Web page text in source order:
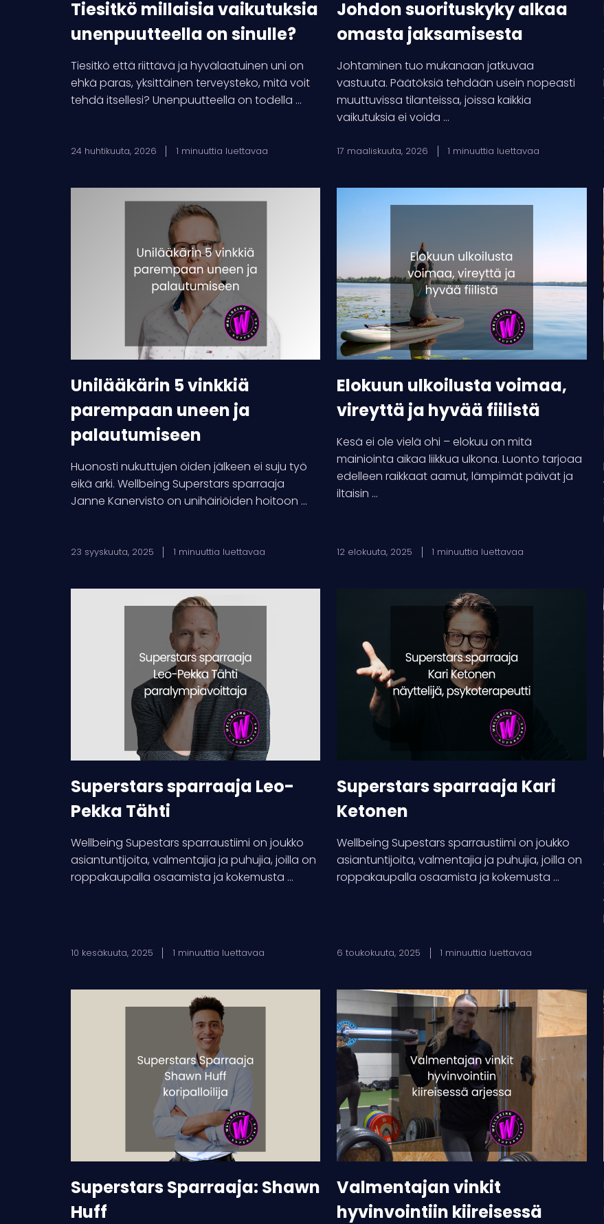
Tiesitkö millaisia vaikutuksia
unenpuutteella on sinulle?
Tiesitkö että riittävä ja hyvälaatuinen uni on
ehkä paras, yksittäinen terveysteko, mitä voit
tehdä itsellesi? Unenpuutteella on todella ...
24 huhtikuuta, 2026 1 minuuttia luettavaa
Johdon suorituskyky alkaa
omasta jaksamisesta
Johtaminen tuo mukanaan jatkuvaa
vastuuta. Päätöksiä tehdään usein nopeasti
muuttuvissa tilanteissa, joissa kaikkia
vaikutuksia ei voida ...
17 maaliskuuta, 2026 1 minuuttia luettavaa
Unilääkärin
parempaan
palautumiseen
Unilääkärin 5 vinkkiä
parempaan uneen ja
palautumiseen
Huonosti nukuttujen öiden jälkeen ei suju työ
eikä arki. Wellbeing Superstars sparraaja
Janne Kanervisto on unihäiriöiden hoitoon ...
23 syyskuuta, 2025 1 minuuttia luettavaa
ja
hyvää
fiilistä
Elokuun ulkoilusta voimaa,
vireyttä ja hyvää fiilistä
Kesä ei ole vielä ohi – elokuu on mitä
mainiointa aikaa liikkua ulkona. Luonto tarjoaa
edelleen raikkaat aamut, lämpimät päivät ja
iltaisin ...
12 elokuuta, 2025 1 minuuttia luettavaa
Superstars sparraaja Leo-
Pekka Tähti
Wellbeing Supestars sparraustiimi on joukko
asiantuntijoita, valmentajia ja puhujia, joilla on
roppakaupalla osaamista ja kokemusta ...
10 kesäkuuta, 2025 1 minuuttia luettavaa
Ketonen
Superstars sparraaja Kari
Ketonen
Wellbeing Supestars sparraustiimi on joukko
asiantuntijoita, valmentajia ja puhujia, joilla on
roppakaupalla osaamista ja kokemusta ...
6 toukokuuta, 2025 1 minuuttia luettavaa
Superstars Sparraaja: Shawn
Huff
Valmentajan
vinkit
hyvinvointiin
kiireisessä
arjessa
Valmentajan vinkit
hyvinvointiin kiireisessä